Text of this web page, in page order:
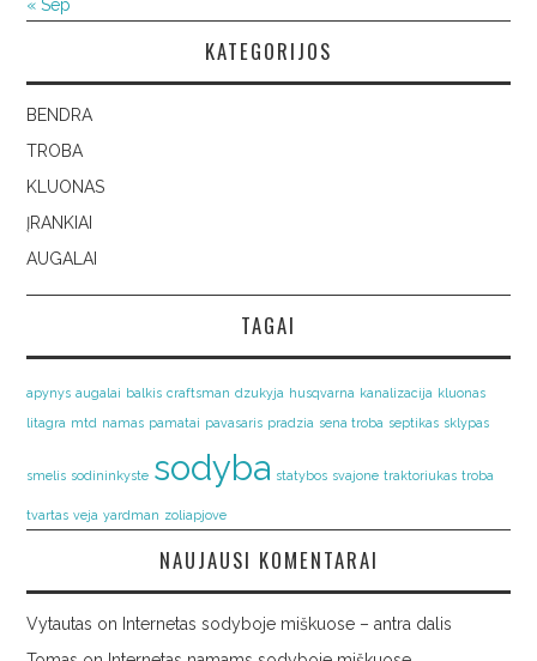
« Sep
KATEGORIJOS
BENDRA
TROBA
KLUONAS
ĮRANKIAI
AUGALAI
TAGAI
apynys augalai balkis craftsman dzukyja husqvarna kanalizacija kluonas
litagra mtd namas pamatai pavasaris pradzia sena troba septikas sklypas
smelis sodininkyste sodyba statybos svajone traktoriukas troba
tvartas veja yardman zoliapjove
NAUJAUSI KOMENTARAI
Vytautas on Internetas sodyboje miškuose – antra dalis